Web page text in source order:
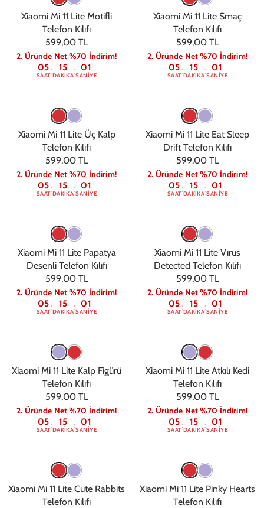
Xiaomi Mi 11 Lite Motifli
Telefon Kılıfı
599,00 TL
2. Üründe Net %70 İndirim!
05
SAAT: 15
DAKIKA: 00
SANIYE
Xiaomi Mi 11 Lite Smaç
Telefon Kılıfı
599,00 TL
2. Üründe Net %70 İndirim!
05
SAAT: 15
DAKIKA: 00
SANIYE
Xiaomi Mi 11 Lite Üç Kalp
Telefon Kılıfı
599,00 TL
2. Üründe Net %70 İndirim!
05
SAAT: 15
DAKIKA: 00
SANIYE
Xiaomi Mi 11 Lite Eat Sleep
Drift Telefon Kılıfı
599,00 TL
2. Üründe Net %70 İndirim!
05
SAAT: 15
DAKIKA: 00
SANIYE
Xiaomi Mi 11 Lite Papatya
Desenli Telefon Kılıfı
599,00 TL
2. Üründe Net %70 İndirim!
05
SAAT: 15
DAKIKA: 00
SANIYE
Xiaomi Mi 11 Lite Vırus
Detected Telefon Kılıfı
599,00 TL
2. Üründe Net %70 İndirim!
05
SAAT: 15
DAKIKA: 00
SANIYE
Xiaomi Mi 11 Lite Kalp Figürü
Telefon Kılıfı
599,00 TL
2. Üründe Net %70 İndirim!
05
SAAT: 15
DAKIKA: 00
SANIYE
Xiaomi Mi 11 Lite Atkılı Kedi
Telefon Kılıfı
599,00 TL
2. Üründe Net %70 İndirim!
05
SAAT: 15
DAKIKA: 00
SANIYE
Xiaomi Mi 11 Lite Cute Rabbits
Telefon Kılıfı
Xiaomi Mi 11 Lite Pinky Hearts
Telefon Kılıfı